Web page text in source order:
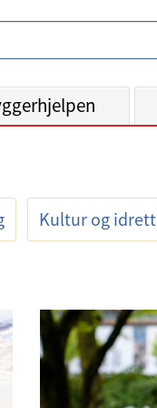
Kultur og idrett